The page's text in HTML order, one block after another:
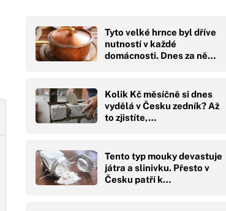
Tyto velké hrnce byl dříve
nutností v každé
domácnosti. Dnes za ně…
Kolik Kč měsíčně si dnes
vydělá v Česku zedník? Až
to zjistíte,…
Tento typ mouky devastuje
játra a slinivku. Přesto v
Česku patří k…